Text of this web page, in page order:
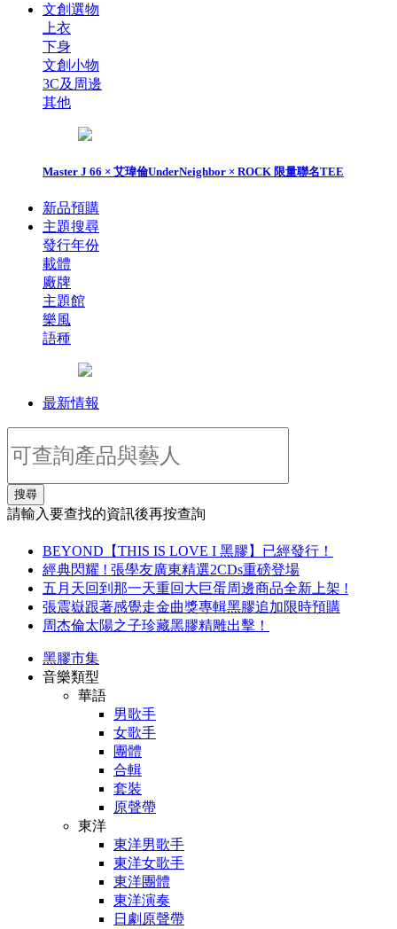
文創選物
上衣
下身
文創小物
3C及周邊
其他
Master J 66 × 艾瑋倫UnderNeighbor × ROCK 限量聯名TEE
新品預購
主題搜尋
發行年份
載體
廠牌
主題館
樂風
語種
最新情報
搜尋
請輸入要查找的資訊後再按查詢
BEYOND【THIS IS LOVE I 黑膠】已經發行！
經典閃耀 ! 張學友廣東精選2CDs重磅登場
五月天回到那一天重回大巨蛋周邊商品全新上架 !
張震嶽跟著感覺走金曲獎專輯黑膠追加限時預購
周杰倫太陽之子珍藏黑膠精雕出擊！
黑膠市集
音樂類型
華語
男歌手
女歌手
團體
合輯
套裝
原聲帶
東洋
東洋男歌手
東洋女歌手
東洋團體
東洋演奏
日劇原聲帶